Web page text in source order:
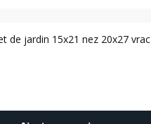
de jardin 15x21 nez 20x27 vrac